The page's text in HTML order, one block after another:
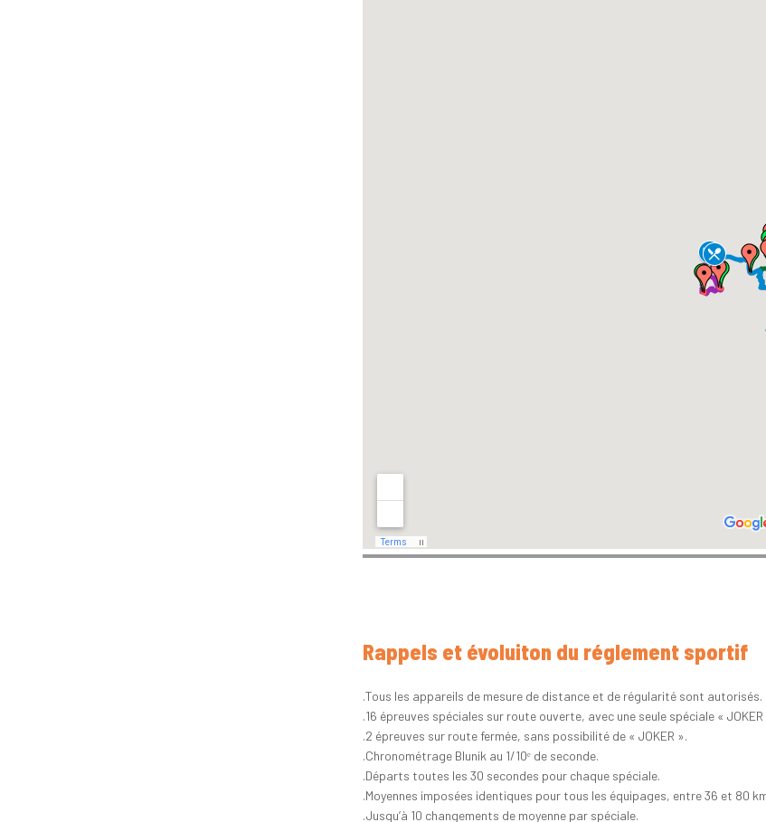
Rappels et évoluiton du réglement sportif
.Tous les appareils de mesure de distance et de régularité sont autorisés.
.16 épreuves spéciales sur route ouverte, avec une seule spéciale « JOKER
.2 épreuves sur route fermée, sans possibilité de « JOKER ».
.Chronométrage Blunik au 1/10ᵉ de seconde.
.Départs toutes les 30 secondes pour chaque spéciale.
.Moyennes imposées identiques pour tous les équipages, entre 36 et 80
.Jusqu’à 10 changements de moyenne par spéciale.